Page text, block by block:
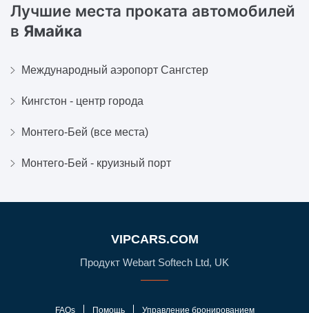
Лучшие места проката автомобилей
в Ямайка
Международный аэропорт Сангстер
Кингстон - центр города
Монтего-Бей (все места)
Монтего-Бей - круизный порт
VIPCARS.COM
Продукт Webart Softech Ltd, UK
FAQs Помощь Управление бронированием